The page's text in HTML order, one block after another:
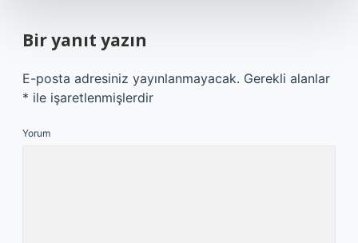
Bir yanıt yazın
E-posta adresiniz yayınlanmayacak. Gerekli alanlar
* ile işaretlenmişlerdir
Yorum